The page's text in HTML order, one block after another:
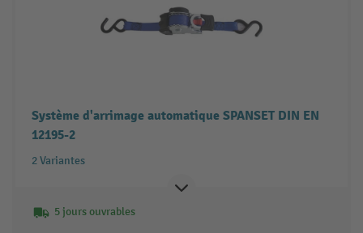
Système d'arrimage automatique SPANSET DIN EN
12195-2
2 Variantes
5 jours ouvrables